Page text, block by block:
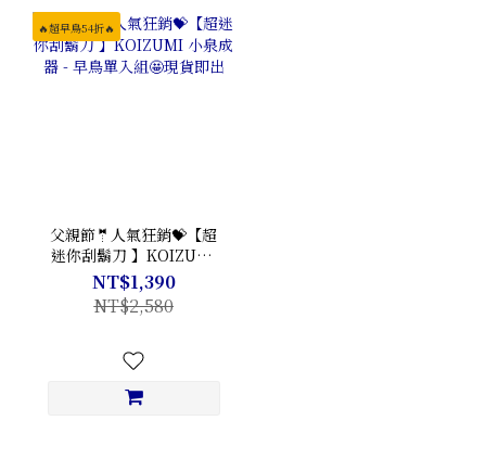
🔥超早鳥54折🔥
父親節🤵人氣狂銷💝【超
迷你刮鬍刀 】KOIZUMI
小泉成器 - 早鳥單入組🤩
現貨即出
NT$1,390
NT$2,580